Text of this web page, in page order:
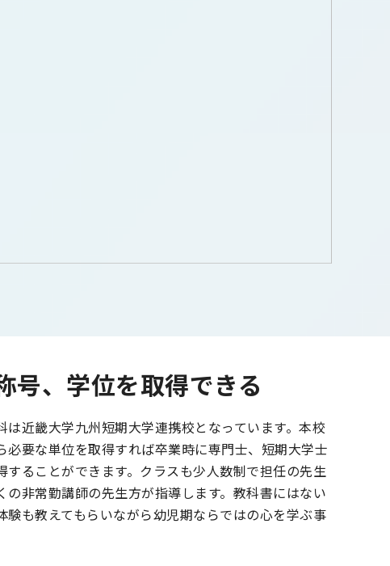
号、学位を取得できる
は近畿大学九州短期大学連携校となっています。本校
必要な単位を取得すれば卒業時に専門士、短期大学士
することができます。クラスも少人数制で担任の先生
の非常勤講師の先生方が指導します。教科書にはない
験も教えてもらいながら幼児期ならではの心を学ぶ事